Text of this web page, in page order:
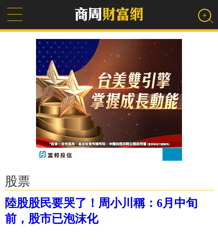
股票
陸股股民要哭了！周小川稱：6月中旬
前，股市已泡沫化